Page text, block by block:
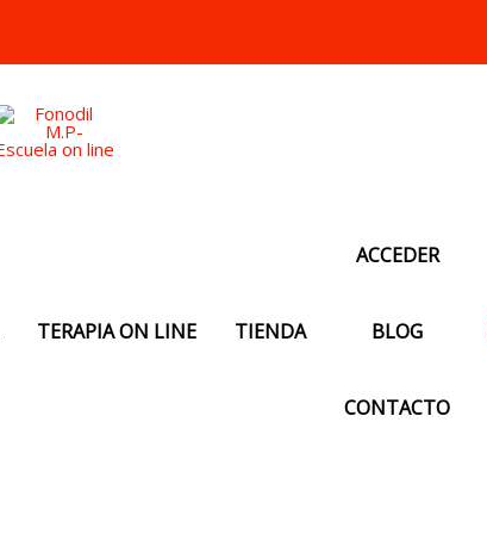
TERAPIA ON LINE TIENDA
ACCEDER
BLOG
CONTACTO